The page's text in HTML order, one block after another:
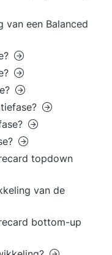
van een Balanced
topdown
van de
bottom-up